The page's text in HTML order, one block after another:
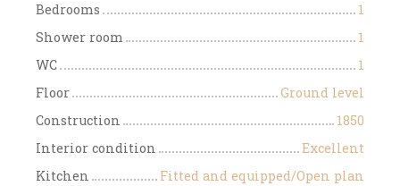
Bedrooms
1
Shower room
1
WC
1
Floor
Ground level
Construction
1850
Interior condition
Excellent
Kitchen
Fitted and equipped/Open plan